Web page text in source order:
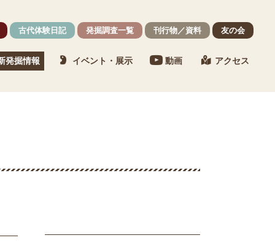
古代体験日記 発掘調査一覧 刊行物／資料 友の会
発掘情報 イベント・展示 動画 アクセス